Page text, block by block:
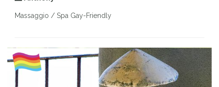
Massaggio / Spa Gay-Friendly